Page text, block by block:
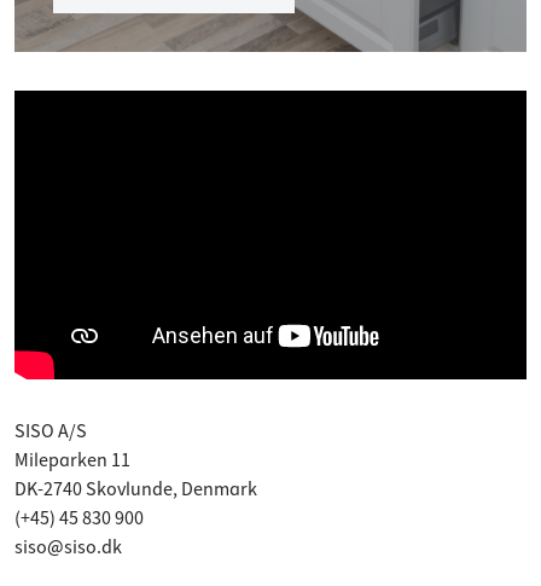
SISO A/S
Mileparken 11
DK-2740 Skovlunde, Denmark
(+45) 45 830 900
siso@siso.dk